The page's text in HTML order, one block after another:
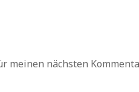
meinen nächsten